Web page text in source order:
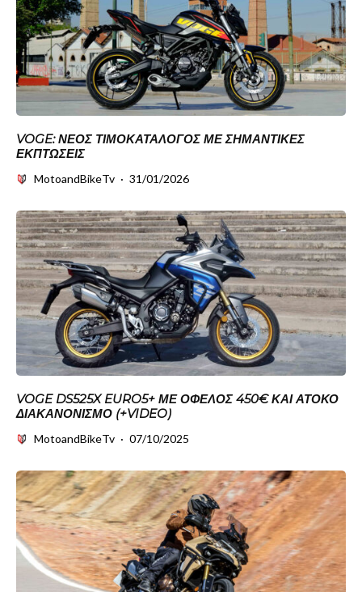
VOGE: ΝΈΟΣ ΤΙΜΟΚΑΤΆΛΟΓΟΣ ΜΕ ΣΗΜΑΝΤΙΚΈΣ
ΕΚΠΤΏΣΕΙΣ
MotoandBikeTv · 31/01/2026
VOGE DS525X EURO5+ ΜΕ ΌΦΕΛΟΣ 450€ ΚΑΙ ΆΤΟΚΟ
ΔΙΑΚΑΝΟΝΙΣΜΌ (+VIDEO)
MotoandBikeTv · 07/10/2025